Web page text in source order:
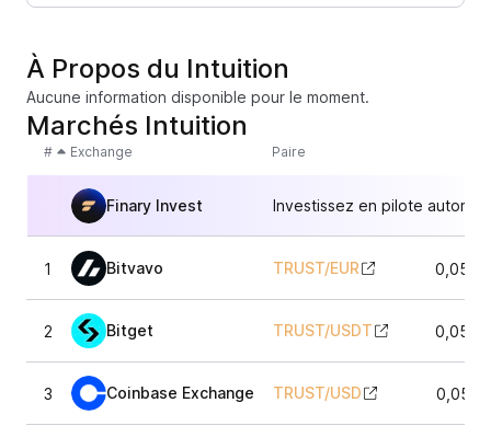
À Propos du Intuition
Aucune information disponible pour le moment.
Marchés Intuition
# Exchange Paire
Finary Invest Investissez en pilote
1 Bitvavo TRUST/EUR
2 Bitget TRUST/USDT
3 Coinbase Exchange TRUST/USD